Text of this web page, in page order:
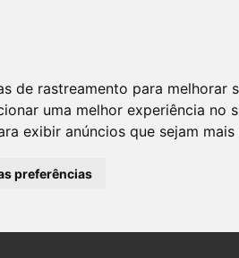
de rastreamento para
uma melhor experiência no
exibir anúncios que sejam
preferências